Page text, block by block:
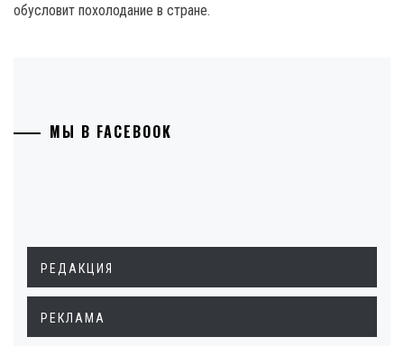
обусловит похолодание в стране.
МЫ В FACEBOOK
РЕДАКЦИЯ
РЕКЛАМА